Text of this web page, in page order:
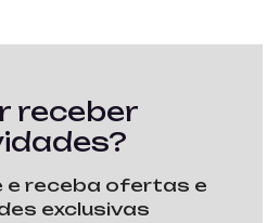
receber
e receba ofertas e
exclusivas